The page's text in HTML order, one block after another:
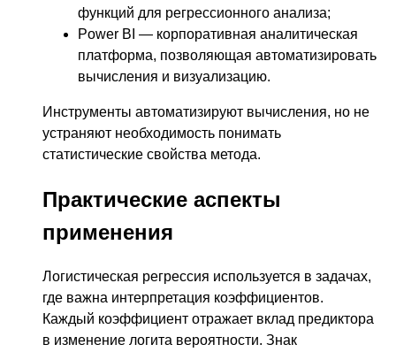
функций для регрессионного анализа;
Power BI — корпоративная аналитическая
платформа, позволяющая автоматизировать
вычисления и визуализацию.
Инструменты автоматизируют вычисления, но не
устраняют необходимость понимать
статистические свойства метода.
Практические аспекты
применения
Логистическая регрессия используется в задачах,
где важна интерпретация коэффициентов.
Каждый коэффициент отражает вклад предиктора
в изменение логита вероятности. Знак